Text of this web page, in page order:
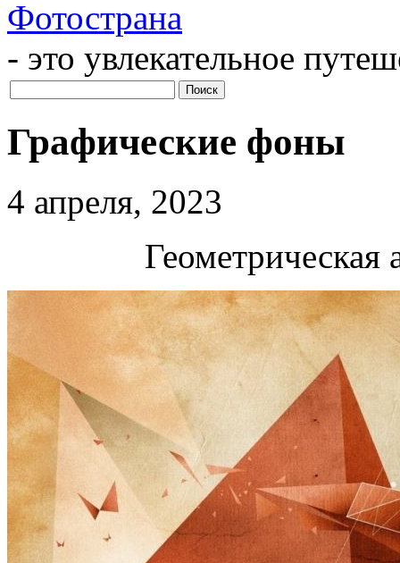
Фотострана
- это увлекательное
Графические фоны
4 апреля, 2023
Геометрическая